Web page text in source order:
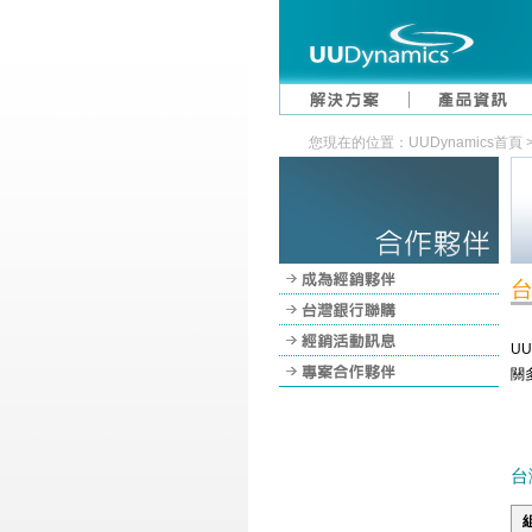
您現在的位置：UUDynamics首頁
關